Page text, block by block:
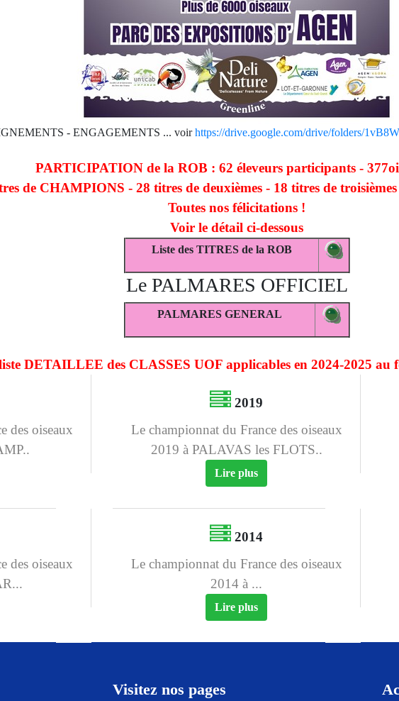
- ENGAGEMENTS ... voirhttps://drive.google.com/drive/folders/
PARTICIPATION de la ROB : 62 éleveurs participants -
de CHAMPIONS - 28 titres de deuxièmes - 18 titres de
Toutes nos félicitations !
Voir le détail ci-dessous
Liste des TITRES de la ROB
Le PALMARES OFFICIEL
PALMARES GENERAL
DETAILLEE des CLASSES UOF applicables en 2024-2025 au
des oiseaux
2019
Le championnat du France des oiseaux
2019 à PALAVAS les FLOTS..
Lire plus
des oiseaux
2014
Le championnat du France des oiseaux
2014 à ...
Lire plus
Visitez nos pages